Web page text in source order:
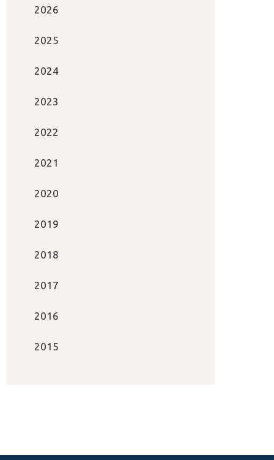
2026
2025
2024
2023
2022
2021
2020
2019
2018
2017
2016
2015